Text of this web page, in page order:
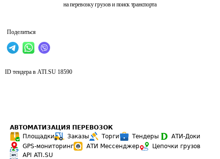
на перевозку грузов и поиск транспорта
Поделиться
ID тендера в ATI.SU 18590
АВТОМАТИЗАЦИЯ ПЕРЕВОЗОК
Площадки
Заказы Торги Тендеры
АТИ-Доки
GPS-мониторинг
АТИ Мессенджер
Цепочки грузов
API ATI.SU